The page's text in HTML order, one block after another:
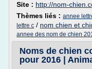
Site : http://nom-
Thèmes liés : annee
lettre c / nom chien et
annee des nom de chien
Noms de chien
pour 2016 |